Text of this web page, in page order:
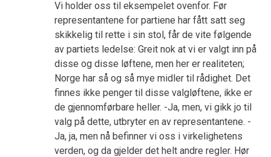
Vi holder oss til eksempelet ovenfor. Før
representantene for partiene har fått satt seg
skikkelig til rette i sin stol, får de vite følgende
av partiets ledelse: Greit nok at vi er valgt inn på
disse og disse løftene, men her er realiteten;
Norge har så og så mye midler til rådighet. Det
finnes ikke penger til disse valgløftene, ikke er
de gjennomførbare heller. -Ja, men, vi gikk jo til
valg på dette, utbryter en av representantene. -
Ja, ja, men nå befinner vi oss i virkelighetens
verden, og da gjelder det helt andre regler. Hør